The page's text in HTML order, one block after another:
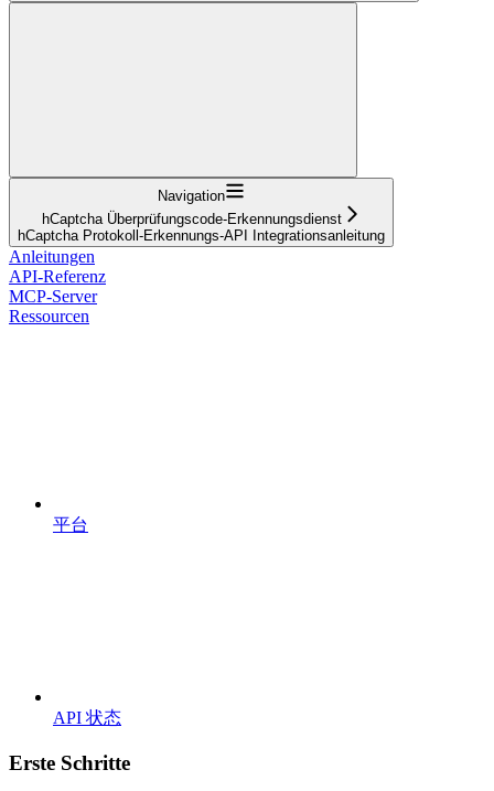
Navigation
hCaptcha Überprüfungscode-Erkennungsdienst
hCaptcha Protokoll-Erkennungs-API Integrationsanleitung
Anleitungen
API-Referenz
MCP-Server
Ressourcen
平台
API 状态
Erste Schritte